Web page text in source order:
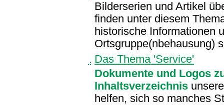
Bilderserien und Artikel
finden unter diesem
historische Informationen
Ortsgruppe(nbehausung)
Das Thema 'Service'
Dokumente und Logos
Inhaltsverzeichnis
helfen, sich so manches